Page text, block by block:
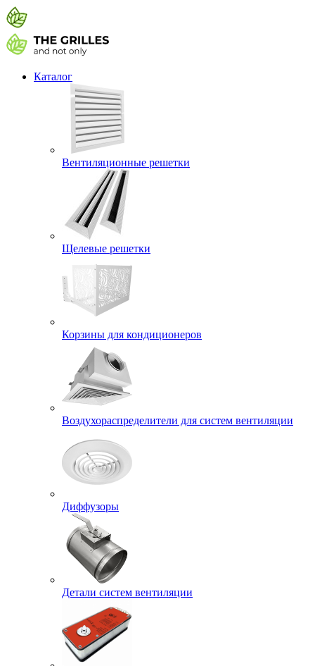
Каталог
Вентиляционные решетки
Щелевые решетки
Корзины для кондиционеров
Воздухораспределители для систем вентиляции
Диффузоры
Детали систем вентиляции